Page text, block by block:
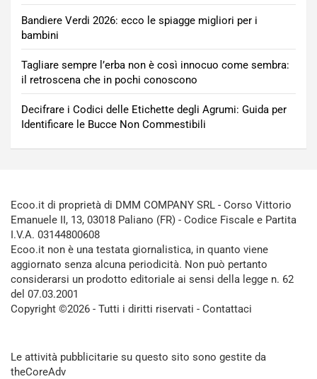
Bandiere Verdi 2026: ecco le spiagge migliori per i
bambini
Tagliare sempre l’erba non è così innocuo come sembra:
il retroscena che in pochi conoscono
Decifrare i Codici delle Etichette degli Agrumi: Guida per
Identificare le Bucce Non Commestibili
Ecoo.it di proprietà di DMM COMPANY SRL - Corso Vittorio
Emanuele II, 13, 03018 Paliano (FR) - Codice Fiscale e Partita
I.V.A. 03144800608
Ecoo.it non è una testata giornalistica, in quanto viene
aggiornato senza alcuna periodicità. Non può pertanto
considerarsi un prodotto editoriale ai sensi della legge n. 62
del 07.03.2001
Copyright ©2026 - Tutti i diritti riservati - Contattaci
Le attività pubblicitarie su questo sito sono gestite da
theCoreAdv